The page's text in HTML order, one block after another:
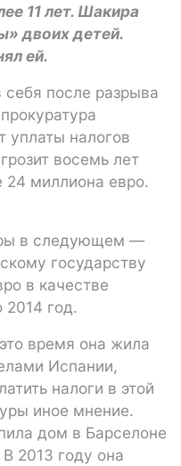
11 лет. Шакира
двоих детей.
ей.
после разрыва
уплаты налогов
восемь лет
миллиона евро.
в следующем —
государству
в качестве
2014 год.
время она жила
Испании,
налоги в этой
иное мнение.
дом в Барселоне
2013 году она